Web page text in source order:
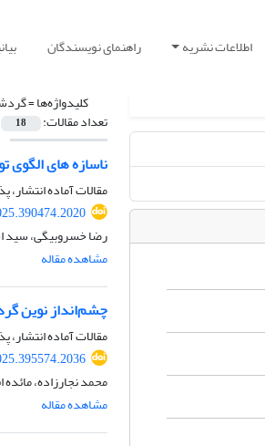
اطلاعات نشریه راهنمای نویسندگان
کلیدواژه‌ها =
تعداد مقالات: 18
ناسازه های
مقالات آماده انتشار،
رضا خسروبیگی، سید
مشاهده مقاله
چشم‌انداز نوین
مقالات آماده انتشار،
محمد نجارزاده،
مشاهده مقاله